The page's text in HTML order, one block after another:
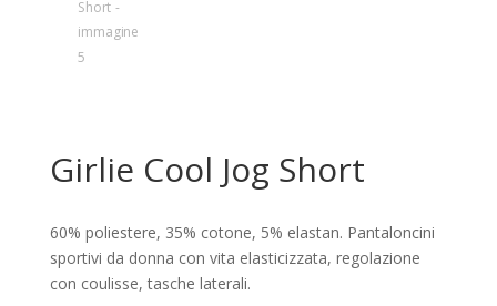
Girlie Cool Jog Short
60% poliestere, 35% cotone, 5% elastan. Pantaloncini
sportivi da donna con vita elasticizzata, regolazione
con coulisse, tasche laterali.